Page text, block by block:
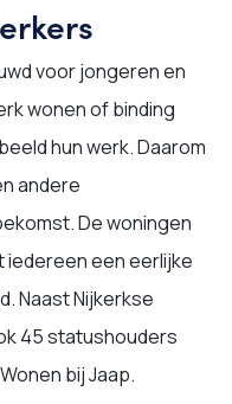
voor jongeren en
wonen of binding
hun werk. Daarom
andere
De woningen
iedereen een eerlijke
Naast Nijkerkse
45 statushouders
bij Jaap.